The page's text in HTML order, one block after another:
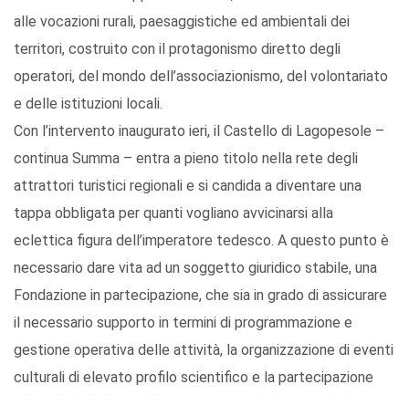
alle vocazioni rurali, paesaggistiche ed ambientali dei
territori, costruito con il protagonismo diretto degli
operatori, del mondo dell’associazionismo, del volontariato
e delle istituzioni locali.
Con l’intervento inaugurato ieri, il Castello di Lagopesole –
continua Summa – entra a pieno titolo nella rete degli
attrattori turistici regionali e si candida a diventare una
tappa obbligata per quanti vogliano avvicinarsi alla
eclettica figura dell’imperatore tedesco. A questo punto è
necessario dare vita ad un soggetto giuridico stabile, una
Fondazione in partecipazione, che sia in grado di assicurare
il necessario supporto in termini di programmazione e
gestione operativa delle attività, la organizzazione di eventi
culturali di elevato profilo scientifico e la partecipazione